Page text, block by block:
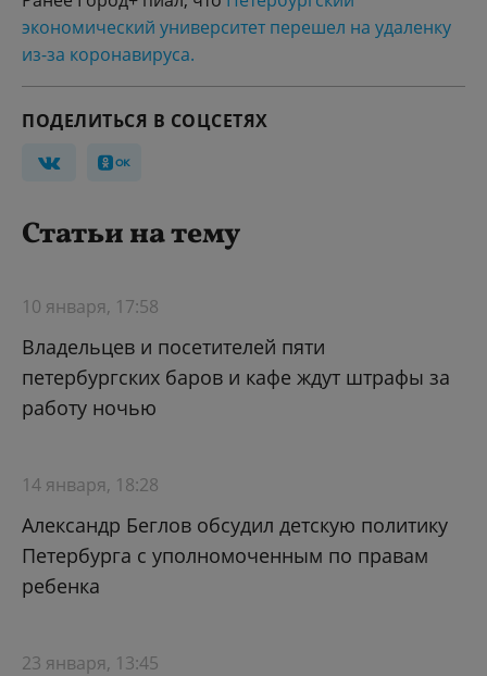
экономический университет перешел на удаленку
из-за коронавируса.
ПОДЕЛИТЬСЯ В СОЦСЕТЯХ
Статьи на тему
10 января, 17:58
Владельцев и посетителей пяти
петербургских баров и кафе ждут штрафы за
работу ночью
14 января, 18:28
Александр Беглов обсудил детскую политику
Петербурга с уполномоченным по правам
ребенка
23 января, 13:45